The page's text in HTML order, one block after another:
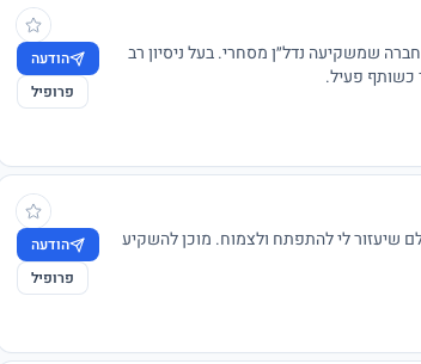
40, יש לי חברה העוסקת בתחום הביטחוני (פיענוח, איפיון, אחיזת שטח) + חברה שמשקיעה נדל״ן מסחרי. בעל ניסיון רב
הודעה
פרופיל
שיעזור לי להתפתח ולצמוח. מוכן להשקיע
הודעה
פרופיל